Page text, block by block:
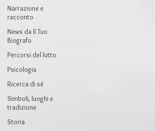
Narrazione e
racconto
News da Il Tuo
Biografo
Percorsi del lutto
Psicologia
Ricerca di sé
Simboli, luoghi e
tradizione
Storia